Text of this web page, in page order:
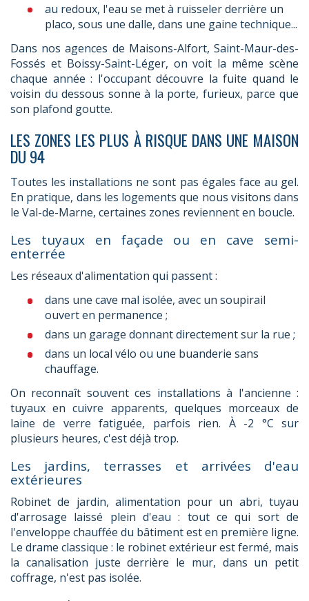
au redoux, l'eau se met à ruisseler derrière un
placo, sous une dalle, dans une gaine technique...
Dans nos agences de Maisons-Alfort, Saint-Maur-des-
Fossés et Boissy-Saint-Léger, on voit la même scène
chaque année : l'occupant découvre la fuite quand le
voisin du dessous sonne à la porte, furieux, parce que
son plafond goutte.
LES ZONES LES PLUS À RISQUE DANS UNE MAISON
DU 94
Toutes les installations ne sont pas égales face au gel.
En pratique, dans les logements que nous visitons dans
le Val-de-Marne, certaines zones reviennent en boucle.
Les tuyaux en façade ou en cave semi-
enterrée
Les réseaux d'alimentation qui passent :
dans une cave mal isolée, avec un soupirail
ouvert en permanence ;
dans un garage donnant directement sur la rue ;
dans un local vélo ou une buanderie sans
chauffage.
On reconnaît souvent ces installations à l'ancienne :
tuyaux en cuivre apparents, quelques morceaux de
laine de verre fatiguée, parfois rien. À -2 °C sur
plusieurs heures, c'est déjà trop.
Les jardins, terrasses et arrivées d'eau
extérieures
Robinet de jardin, alimentation pour un abri, tuyau
d'arrosage laissé plein d'eau : tout ce qui sort de
l'enveloppe chauffée du bâtiment est en première ligne.
Le drame classique : le robinet extérieur est fermé, mais
la canalisation juste derrière le mur, dans un petit
coffrage, n'est pas isolée.